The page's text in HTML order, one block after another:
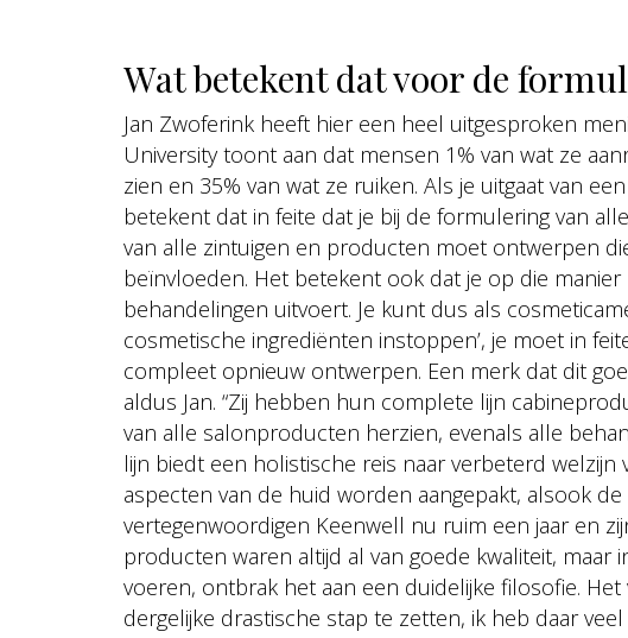
Wat betekent dat voor de
Jan Zwoferink heeft hier een heel uitgesproken
University toont aan dat mensen 1% van wat ze
zien en 35% van wat ze ruiken. Als je uitgaat van
betekent dat in feite dat je bij de formulering van
van alle zintuigen en producten moet ontwerpen
beïnvloeden. Het betekent ook dat je op die
behandelingen uitvoert. Je kunt dus als
cosmetische ingrediënten instoppen’, je moet in
compleet opnieuw ontwerpen. Een merk dat dit
aldus Jan. “Zij hebben hun complete lijn
van alle salonproducten herzien, evenals alle
lijn biedt een holistische reis naar verbeterd welzijn
aspecten van de huid worden aangepakt, alsook
vertegenwoordigen Keenwell nu ruim een jaar en
producten waren altijd al van goede kwaliteit, maar
voeren, ontbrak het aan een duidelijke filosofie.
dergelijke drastische stap te zetten, ik heb daar